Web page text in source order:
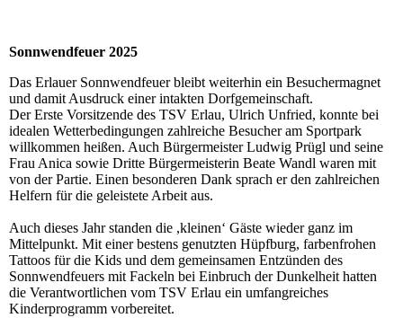
Sonnwendfeuer 2025
Das Erlauer Sonnwendfeuer bleibt weiterhin ein Besuchermagnet
und damit Ausdruck einer intakten Dorfgemeinschaft.
Der Erste Vorsitzende des TSV Erlau, Ulrich Unfried, konnte bei
idealen Wetterbedingungen zahlreiche Besucher am Sportpark
willkommen heißen. Auch Bürgermeister Ludwig Prügl und seine
Frau Anica sowie Dritte Bürgermeisterin Beate Wandl waren mit
von der Partie. Einen besonderen Dank sprach er den zahlreichen
Helfern für die geleistete Arbeit aus.
Auch dieses Jahr standen die ,kleinen‘ Gäste wieder ganz im
Mittelpunkt. Mit einer bestens genutzten Hüpfburg, farbenfrohen
Tattoos für die Kids und dem gemeinsamen Entzünden des
Sonnwendfeuers mit Fackeln bei Einbruch der Dunkelheit hatten
die Verantwortlichen vom TSV Erlau ein umfangreiches
Kinderprogramm vorbereitet.